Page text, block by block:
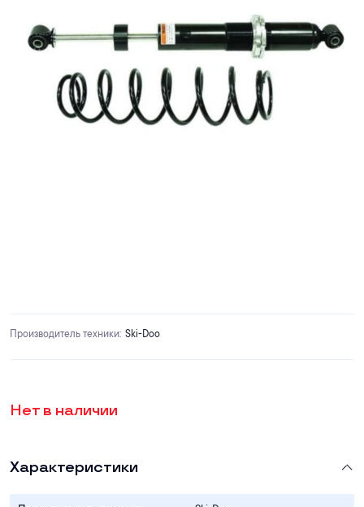
Производитель техники: Ski-Doo
Нет в наличии
Характеристики